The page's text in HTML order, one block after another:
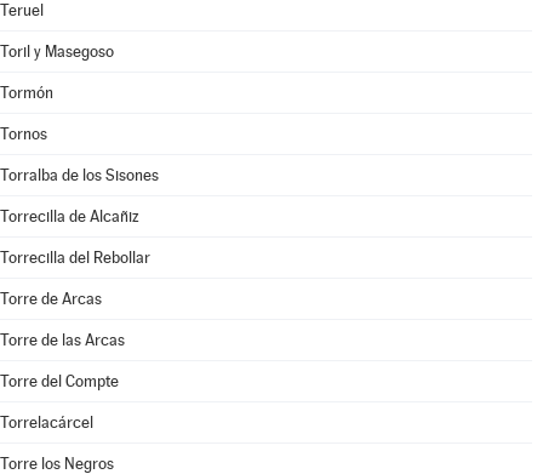
Teruel
Toril y Masegoso
Tormón
Tornos
Torralba de los Sisones
Torrecilla de Alcañiz
Torrecilla del Rebollar
Torre de Arcas
Torre de las Arcas
Torre del Compte
Torrelacárcel
Torre los Negros